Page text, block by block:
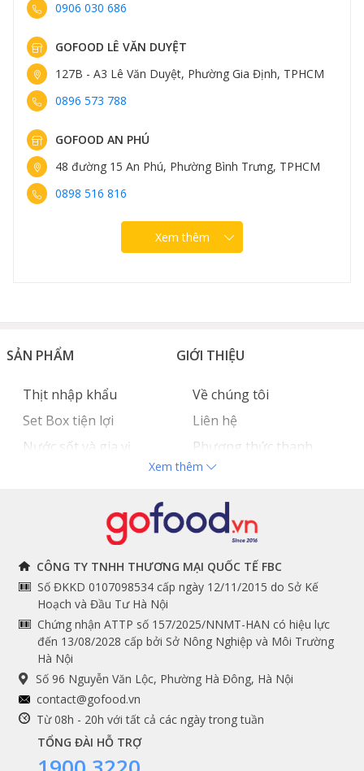
0906 030 686
GOFOOD LÊ VĂN DUYỆT
127B - A3 Lê Văn Duyệt, Phường Gia Định, TPHCM
0896 573 788
GOFOOD AN PHÚ
48 đường 15 An Phú, Phường Bình Trưng, TPHCM
0898 516 816
Xem thêm
SẢN PHẨM
Thịt nhập khẩu
Set Box tiện lợi
Nước sốt và gia vị
GIỚI THIỆU
Về chúng tôi
Liên hệ
Phương thức thanh
toán
Tuyển dụng
THÔNG TIN
Chính sách và quy định
chung
Hướng dẫn đặt hàng
Cam kết chất lượng
THEO DÕI NGAY
Facebook
Instagram
Youtube
Tiktok
Shopee
Xem thêm
CÔNG TY TNHH THƯƠNG MẠI QUỐC TẾ FBC
Số ĐKKD 0107098534 cấp ngày 12/11/2015 do Sở Kế
Hoạch và Đầu Tư Hà Nội
Chứng nhận ATTP số 157/2025/NNMT-HAN có hiệu lực
đến 13/08/2028 cấp bởi Sở Nông Nghiệp và Môi Trường
Hà Nội
Số 96 Nguyễn Văn Lộc, Phường Hà Đông, Hà Nội
contact@gofood.vn
Từ 08h - 20h với tất cả các ngày trong tuần
TỔNG ĐÀI HỖ TRỢ